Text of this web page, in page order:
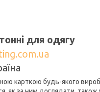
для одягу
карткою будь-якого